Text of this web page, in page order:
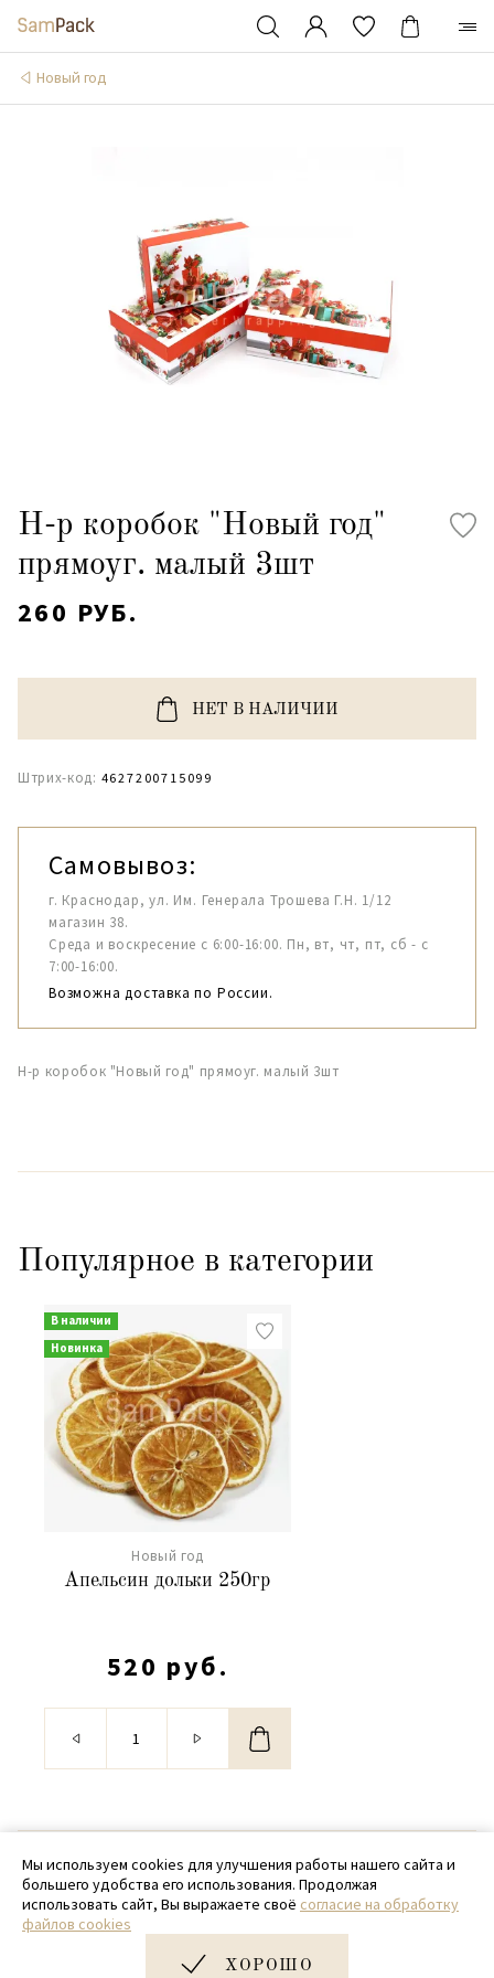
Новый год
Н-р коробок "Новый год"
прямоуг. малый 3шт
260 РУБ.
НЕТ В НАЛИЧИИ
Штрих-код: 4627200715099
Самовывоз:
г. Краснодар, ул. Им. Генерала Трошева Г.Н. 1/12
магазин 38.
Среда и воскресение с 6:00-16:00. Пн, вт, чт, пт, сб - с
7:00-16:00.
Возможна доставка по России.
Н-р коробок "Новый год" прямоуг. малый 3шт
Популярное в категории
В наличии
Новинка
Новый год
Апельсин дольки 250гр
520 руб.
© 2020 - 2026 SamPack
+ 7 (918) 699-97-87
zakaz@sampack.store
Мы используем cookies для улучшения работы нашего сайта и
большего удобства его использования. Продолжая
использовать сайт, Вы выражаете своё согласие на обработку
файлов cookies
ХОРОШО